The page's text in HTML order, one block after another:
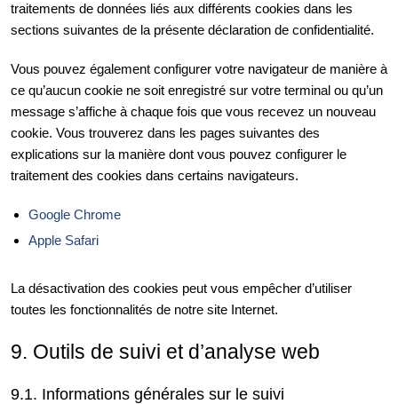
traitements de données liés aux différents cookies dans les
sections suivantes de la présente déclaration de confidentialité.
Vous pouvez également configurer votre navigateur de manière à
ce qu’aucun cookie ne soit enregistré sur votre terminal ou qu’un
message s’affiche à chaque fois que vous recevez un nouveau
cookie. Vous trouverez dans les pages suivantes des
explications sur la manière dont vous pouvez configurer le
traitement des cookies dans certains navigateurs.
Google Chrome
Apple Safari
La désactivation des cookies peut vous empêcher d’utiliser
toutes les fonctionnalités de notre site Internet.
9. Outils de suivi et d’analyse web
9.1. Informations générales sur le suivi